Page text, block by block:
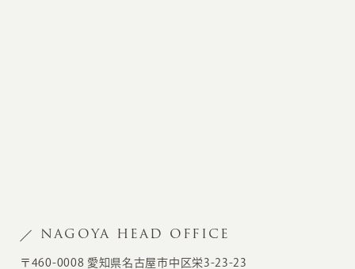
NAGOYA HEAD OFFICE
〒460-0008 愛知県名古屋市中区栄3-23-23